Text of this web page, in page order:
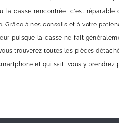
la casse rencontrée, c'est
Grâce à nos conseils et à votre
puisque la casse ne fait
trouverez toutes les pièces
et qui sait, vous y prendrez